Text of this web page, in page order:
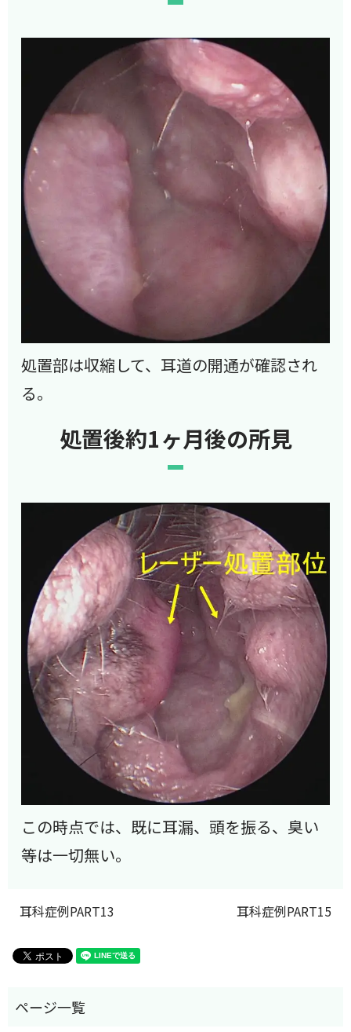
処置部は収縮して、耳道の開通が確認され
る。
処置後約1ヶ月後の所見
この時点では、既に耳漏、頭を振る、臭い
等は一切無い。
耳科症例PART13 耳科症例PART15